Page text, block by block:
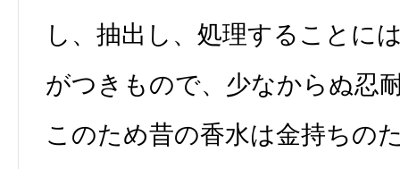
し、抽出し、処理することに
がつきもので、少なからぬ忍
このため昔の香水は金持ちの